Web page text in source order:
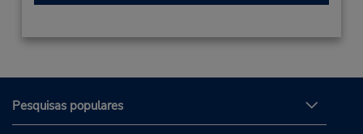
Pesquisas populares